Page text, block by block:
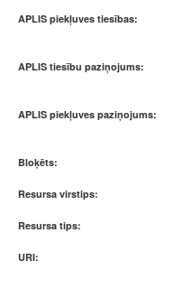
APLIS piekļuves tiesības:
APLIS tiesību paziņojums:
APLIS piekļuves paziņojums:
Bloķēts:
Resursa virstips:
Resursa tips:
URI: